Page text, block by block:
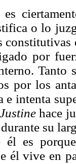
o lo
por
Tanto
por los
e intenta
Justinehace
su
él es
él vive en